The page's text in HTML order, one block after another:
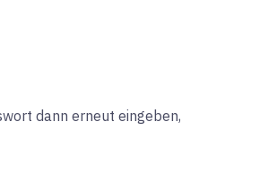
dann erneut eingeben,